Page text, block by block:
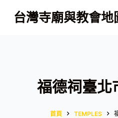
跳
至
台灣寺廟與教會地
福德祠臺北
首頁 TEMPLES